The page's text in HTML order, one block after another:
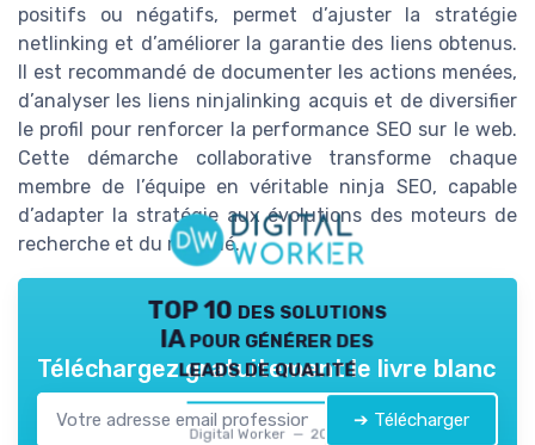
positifs ou négatifs, permet d’ajuster la stratégie
netlinking et d’améliorer la garantie des liens obtenus.
Il est recommandé de documenter les actions menées,
d’analyser les liens ninjalinking acquis et de diversifier
le profil pour renforcer la performance SEO sur le web.
Cette démarche collaborative transforme chaque
membre de l’équipe en véritable ninja SEO, capable
d’adapter la stratégie aux évolutions des moteurs de
recherche et du marché.
TOP 10 des solutions
IA pour générer des
leads de qualité
Digital Worker — 2026
Téléchargez gratuitement le livre blanc
➔ Télécharger